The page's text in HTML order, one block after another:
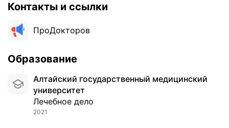
Контакты и ссылки
ПроДокторов
Образование
Алтайский государственный медицинский
университет
Лечебное дело
2021